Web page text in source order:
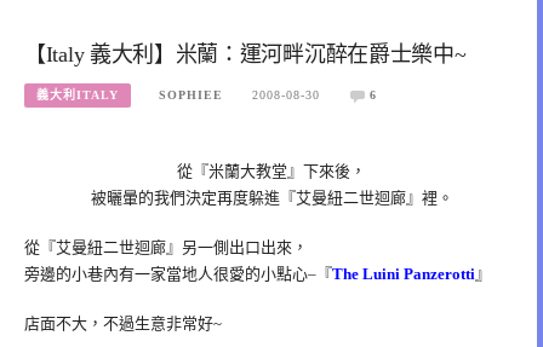
【Italy 義大利】米蘭：運河畔沉醉在爵士樂中~
義大利ITALY SOPHIEE 2008-08-30 6
從『米蘭大教堂』下來後，
被曬暈的我們決定再度躲進『艾曼紐二世迴廊』裡。
從『艾曼紐二世迴廊』另一側出口出來，
旁邊的小巷內有一家當地人很愛的小點心–『The Luini Panzerotti 』
店面不大，不過生意非常好~